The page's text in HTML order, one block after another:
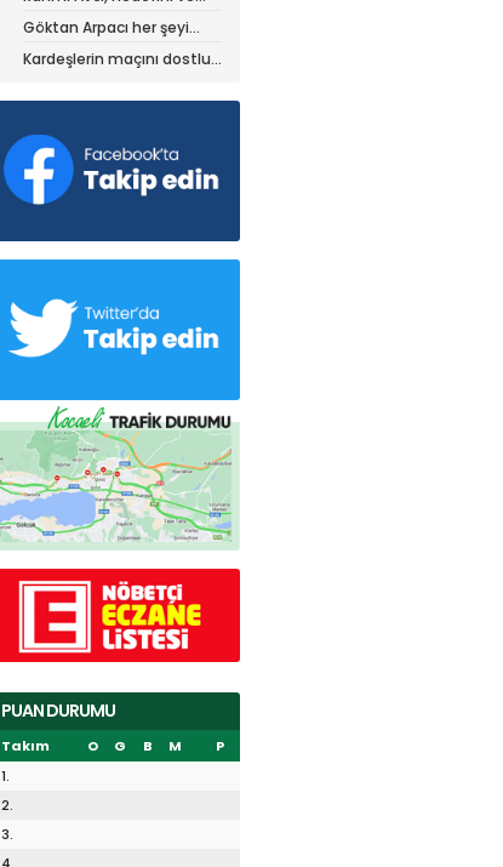
stratejisini paylaştı
Göktan Arpacı her şeyi
yaptı, ama?
Kardeşlerin maçını dostluk
PUAN DURUMU
Takım O G B M
P
1.
2.
3.